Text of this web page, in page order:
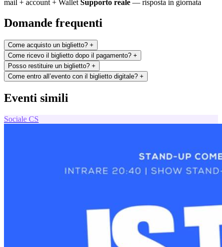
mail + account + Wallet Supporto reale — risposta in giornata
Domande frequenti
Come acquisto un biglietto? +
Come ricevo il biglietto dopo il pagamento? +
Posso restituire un biglietto? +
Come entro all’evento con il biglietto digitale? +
Eventi simili
Sociale CS